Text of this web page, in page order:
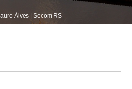
Álves | Secom RS